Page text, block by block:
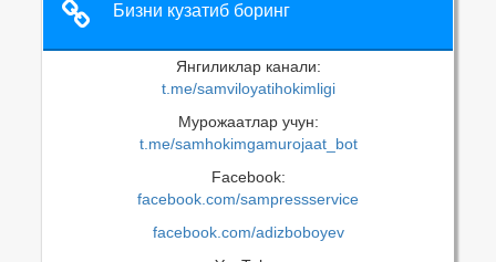
Бизни кузатиб боринг
Янгиликлар канали:
t.me/samviloyatihokimligi
Мурожаатлар учун:
t.me/samhokimgamurojaat_bot
Facebook:
facebook.com/sampressservice
facebook.com/adizboboyev